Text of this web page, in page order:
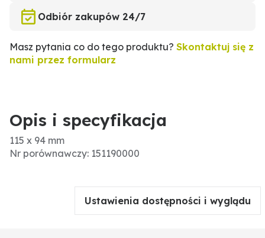
Odbiór zakupów 24/7
Masz pytania co do tego produktu? Skontaktuj się z
nami przez formularz
Opis i specyfikacja
115 x 94 mm
Nr porównawczy: 151190000
Ustawienia dostępności i wyglądu